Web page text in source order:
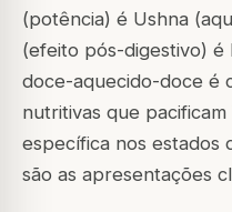
(potência) é Ushna
(efeito pós-digestivo)
doce-aquecido-doce é
nutritivas que
específica nos estados
são as apresentações